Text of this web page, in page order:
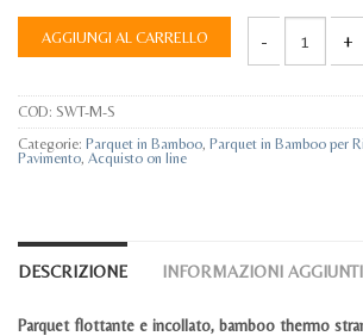
AGGIUNGI AL CARRELLO
COD: SWT-M-S
Categorie: Parquet in Bamboo, Parquet in Bamboo per
Pavimento, Acquisto on line
DESCRIZIONE INFORMAZIONI
Parquet flottante e incollato, bamboo thermo